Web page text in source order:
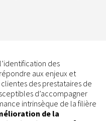
des
aux enjeux et
des prestataires de
d’accompagner
intrinsèque de la filière
de la